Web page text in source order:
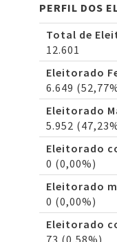
PERFIL DOS
Total de
12.601
Eleitorado
6.649
Eleitorado
5.952
Eleitorado
0 (0,00%)
Eleitorado
0 (0,00%)
Eleitorado